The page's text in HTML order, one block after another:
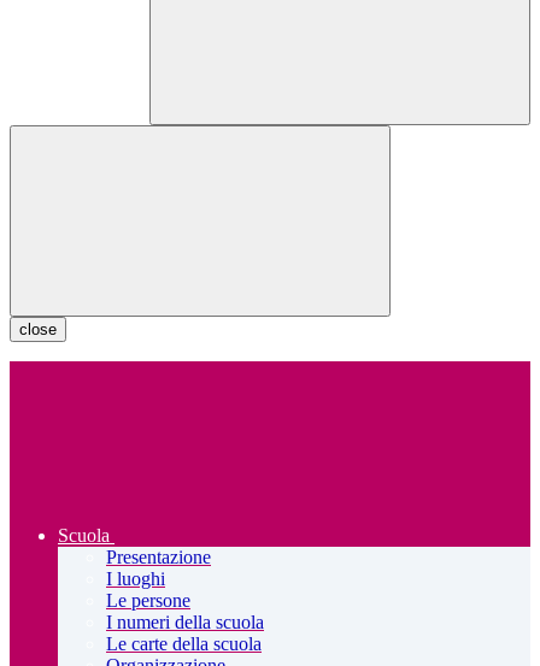
close
Scuola
Presentazione
I luoghi
Le persone
I numeri della scuola
Le carte della scuola